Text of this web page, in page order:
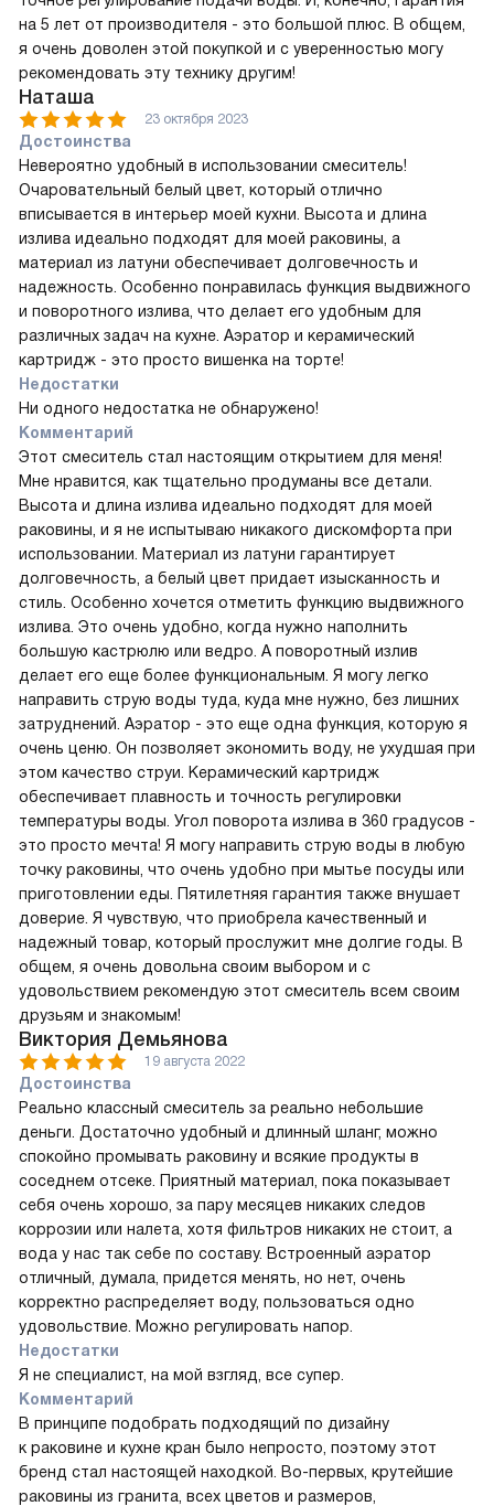
на 5 лет от производителя - это большой плюс. В общем,
я очень доволен этой покупкой и с уверенностью могу
рекомендовать эту технику другим!
Наташа
23 октября 2023
Достоинства
Невероятно удобный в использовании смеситель!
Очаровательный белый цвет, который отлично
вписывается в интерьер моей кухни. Высота и длина
излива идеально подходят для моей раковины, а
материал из латуни обеспечивает долговечность и
надежность. Особенно понравилась функция выдвижного
и поворотного излива, что делает его удобным для
различных задач на кухне. Аэратор и керамический
картридж - это просто вишенка на торте!
Недостатки
Ни одного недостатка не обнаружено!
Комментарий
Этот смеситель стал настоящим открытием для меня!
Мне нравится, как тщательно продуманы все детали.
Высота и длина излива идеально подходят для моей
раковины, и я не испытываю никакого дискомфорта при
использовании. Материал из латуни гарантирует
долговечность, а белый цвет придает изысканность и
стиль. Особенно хочется отметить функцию выдвижного
излива. Это очень удобно, когда нужно наполнить
большую кастрюлю или ведро. А поворотный излив
делает его еще более функциональным. Я могу легко
направить струю воды туда, куда мне нужно, без лишних
затруднений. Аэратор - это еще одна функция, которую я
очень ценю. Он позволяет экономить воду, не ухудшая при
этом качество струи. Керамический картридж
обеспечивает плавность и точность регулировки
температуры воды. Угол поворота излива в 360 градусов -
это просто мечта! Я могу направить струю воды в любую
точку раковины, что очень удобно при мытье посуды или
приготовлении еды. Пятилетняя гарантия также внушает
доверие. Я чувствую, что приобрела качественный и
надежный товар, который прослужит мне долгие годы. В
общем, я очень довольна своим выбором и с
удовольствием рекомендую этот смеситель всем своим
друзьям и знакомым!
Виктория Демьянова
19 августа 2022
Достоинства
Реально классный смеситель за реально небольшие
деньги. Достаточно удобный и длинный шланг, можно
спокойно промывать раковину и всякие продукты в
соседнем отсеке. Приятный материал, пока показывает
себя очень хорошо, за пару месяцев никаких следов
коррозии или налета, хотя фильтров никаких не стоит, а
вода у нас так себе по составу. Встроенный аэратор
отличный, думала, придется менять, но нет, очень
корректно распределяет воду, пользоваться одно
удовольствие. Можно регулировать напор.
Недостатки
Я не специалист, на мой взгляд, все супер.
Комментарий
В принципе подобрать подходящий по дизайну
к раковине и кухне кран было непросто, поэтому этот
бренд стал настоящей находкой. Во-первых, крутейшие
раковины из гранита, всех цветов и размеров,